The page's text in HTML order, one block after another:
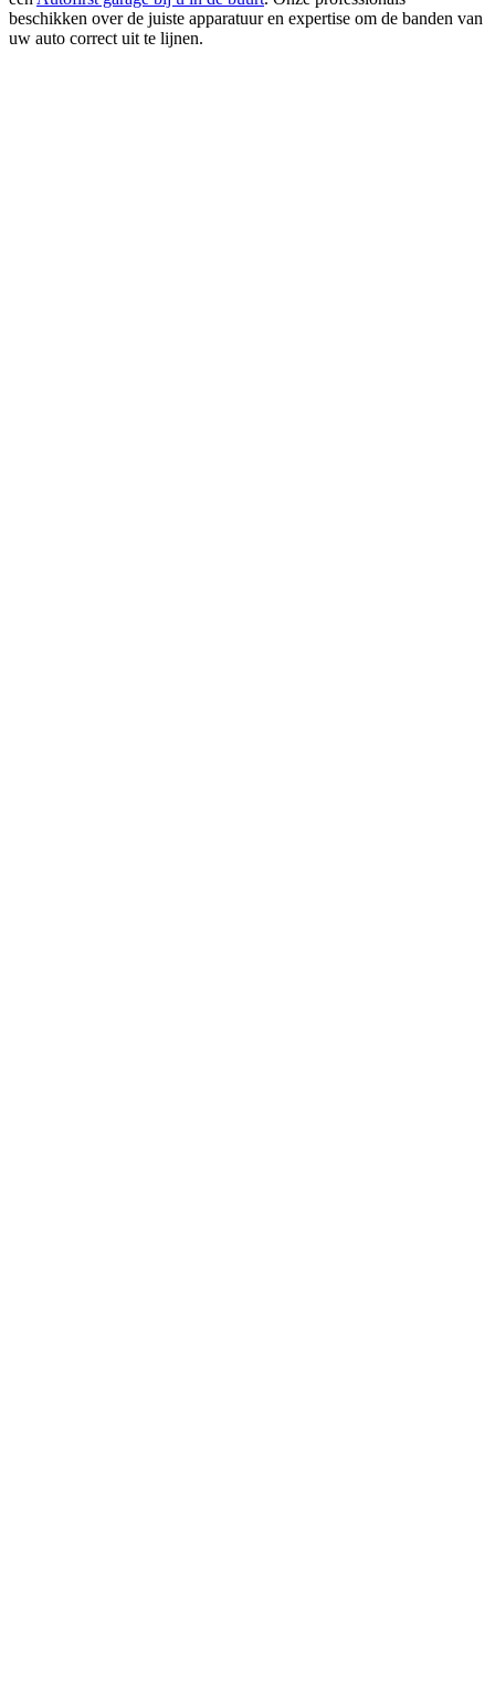
beschikken over de juiste apparatuur en expertise om de banden van
uw auto correct uit te lijnen.